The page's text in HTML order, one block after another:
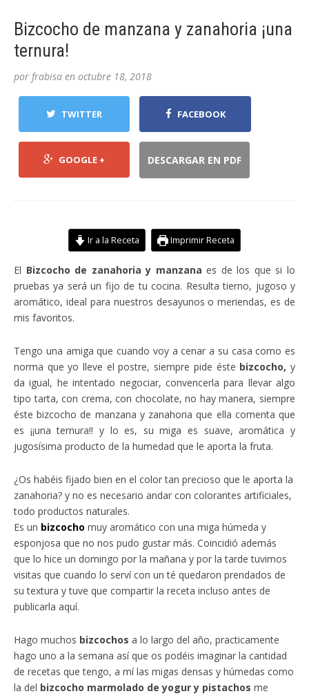
Bizcocho de manzana y zanahoria ¡una
ternura!
por frabisa en octubre 18, 2018
TWITTER FACEBOOK
GOOGLE + DESCARGAR EN PDF
Ir a la Receta Imprimir Receta
El Bizcocho de zanahoria y manzana es de los que si lo
pruebas ya será un fijo de tu cocina. Resulta tierno, jugoso y
aromático, ideal para nuestros desayunos o meriendas, es de
mis favoritos.
Tengo una amiga que cuando voy a cenar a su casa como es
norma que yo lleve el postre, siempre pide éste bizcocho, y
da igual, he intentado negociar, convencerla para llevar algo
tipo tarta, con crema, con chocolate, no hay manera, siempre
éste bizcocho de manzana y zanahoria que ella comenta que
es ¡¡una ternura!! y lo es, su miga es suave, aromática y
jugosísima producto de la humedad que le aporta la fruta.
¿Os habéis fijado bien en el color tan precioso que le aporta la
zanahoria? y no es necesario andar con colorantes artificiales,
todo productos naturales.
Es un bizcocho muy aromático con una miga húmeda y
esponjosa que no nos pudo gustar más. Coincidió además
que lo hice un domingo por la mañana y por la tarde tuvimos
visitas que cuando lo serví con un té quedaron prendados de
su textura y tuve que compartir la receta incluso antes de
publicarla aquí.
Hago muchos bizcochos a lo largo del año, practicamente
hago uno a la semana así que os podéis imaginar la cantidad
de recetas que tengo, a mí las migas densas y húmedas como
la del bizcocho marmolado de yogur y pistachos me